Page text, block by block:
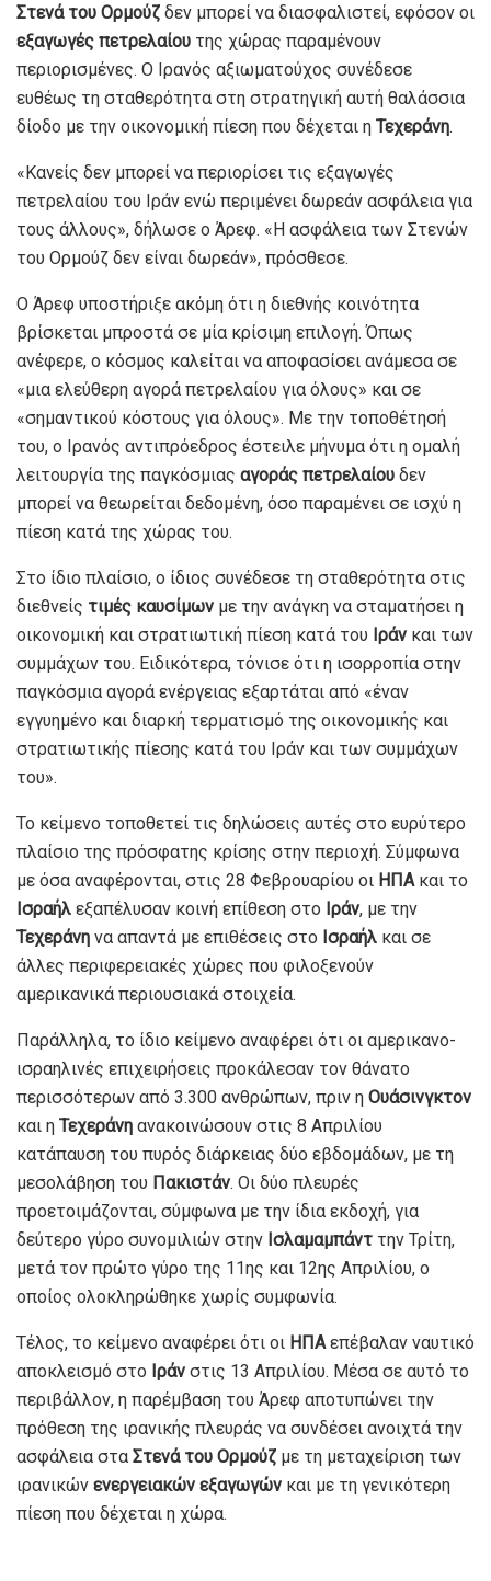
Στενά του Ορμούζ δεν μπορεί να διασφαλιστεί, εφόσον οι
εξαγωγές πετρελαίου της χώρας παραμένουν
περιορισμένες. Ο Ιρανός αξιωματούχος συνέδεσε
ευθέως τη σταθερότητα στη στρατηγική αυτή θαλάσσια
δίοδο με την οικονομική πίεση που δέχεται η Τεχεράνη.
«Κανείς δεν μπορεί να περιορίσει τις εξαγωγές
πετρελαίου του Ιράν ενώ περιμένει δωρεάν ασφάλεια για
τους άλλους», δήλωσε ο Άρεφ. «Η ασφάλεια των Στενών
του Ορμούζ δεν είναι δωρεάν», πρόσθεσε.
Ο Άρεφ υποστήριξε ακόμη ότι η διεθνής κοινότητα
βρίσκεται μπροστά σε μία κρίσιμη επιλογή. Όπως
ανέφερε, ο κόσμος καλείται να αποφασίσει ανάμεσα σε
«μια ελεύθερη αγορά πετρελαίου για όλους» και σε
«σημαντικού κόστους για όλους». Με την τοποθέτησή
του, ο Ιρανός αντιπρόεδρος έστειλε μήνυμα ότι η ομαλή
λειτουργία της παγκόσμιας αγοράς πετρελαίου δεν
μπορεί να θεωρείται δεδομένη, όσο παραμένει σε ισχύ η
πίεση κατά της χώρας του.
Στο ίδιο πλαίσιο, ο ίδιος συνέδεσε τη σταθερότητα στις
διεθνείς τιμές καυσίμων με την ανάγκη να σταματήσει η
οικονομική και στρατιωτική πίεση κατά του Ιράν και των
συμμάχων του. Ειδικότερα, τόνισε ότι η ισορροπία στην
παγκόσμια αγορά ενέργειας εξαρτάται από «έναν
εγγυημένο και διαρκή τερματισμό της οικονομικής και
στρατιωτικής πίεσης κατά του Ιράν και των συμμάχων
του».
Το κείμενο τοποθετεί τις δηλώσεις αυτές στο ευρύτερο
πλαίσιο της πρόσφατης κρίσης στην περιοχή. Σύμφωνα
με όσα αναφέρονται, στις 28 Φεβρουαρίου οι ΗΠΑκαι το
Ισραήλ εξαπέλυσαν κοινή επίθεση στο Ιράν, με την
Τεχεράνη να απαντά με επιθέσεις στο Ισραήλ και σε
άλλες περιφερειακές χώρες που φιλοξενούν
αμερικανικά περιουσιακά στοιχεία.
Παράλληλα, το ίδιο κείμενο αναφέρει ότι οι αμερικανο-
ισραηλινές επιχειρήσεις προκάλεσαν τον θάνατο
περισσότερων από 3.300 ανθρώπων, πριν η Ουάσινγκτον
και η Τεχεράνη ανακοινώσουν στις 8 Απριλίου
κατάπαυση του πυρός διάρκειας δύο εβδομάδων, με τη
μεσολάβηση του Πακιστάν. Οι δύο πλευρές
προετοιμάζονται, σύμφωνα με την ίδια εκδοχή, για
δεύτερο γύρο συνομιλιών στην Ισλαμαμπάντ την Τρίτη,
μετά τον πρώτο γύρο της 11ης και 12ης Απριλίου, ο
οποίος ολοκληρώθηκε χωρίς συμφωνία.
Τέλος, το κείμενο αναφέρει ότι οι ΗΠΑεπέβαλαν ναυτικό
αποκλεισμό στο Ιράν στις 13 Απριλίου. Μέσα σε αυτό το
περιβάλλον, η παρέμβαση του Άρεφ αποτυπώνει την
πρόθεση της ιρανικής πλευράς να συνδέσει ανοιχτά την
ασφάλεια στα Στενά του Ορμούζ με τη μεταχείριση των
ιρανικών ενεργειακών εξαγωγών και με τη γενικότερη
πίεση που δέχεται η χώρα.